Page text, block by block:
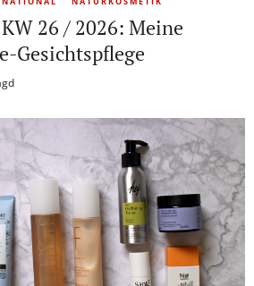
26 / 2026: Meine
Gesichtspflege